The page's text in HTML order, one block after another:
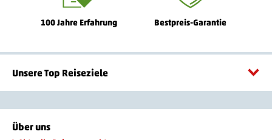
100 Jahre Erfahrung Bestpreis-Garantie
Unsere Top Reiseziele
Über uns